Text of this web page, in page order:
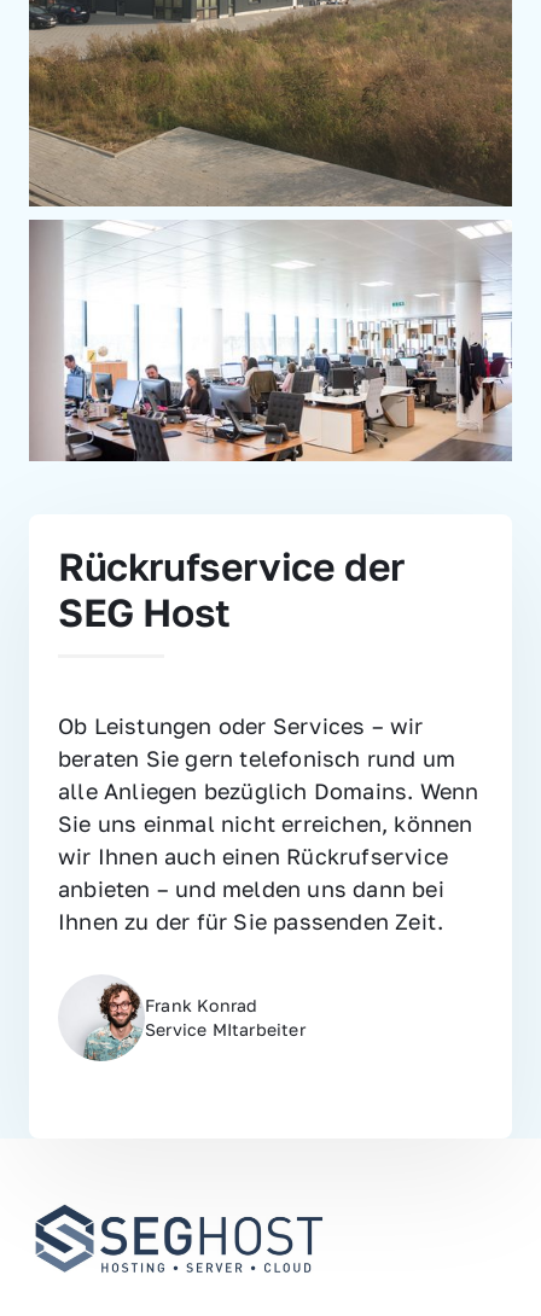
Rückrufservice der
SEG Host
Ob Leistungen oder Services – wir
beraten Sie gern telefonisch rund um
alle Anliegen bezüglich Domains. Wenn
Sie uns einmal nicht erreichen, können
wir Ihnen auch einen Rückrufservice
anbieten – und melden uns dann bei
Ihnen zu der für Sie passenden Zeit.
Frank Konrad
Service MItarbeiter